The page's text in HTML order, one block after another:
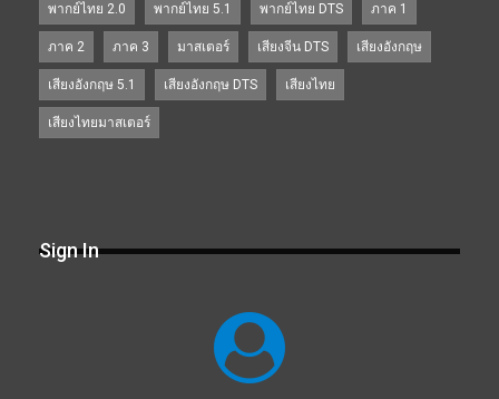
พากย์ไทย 2.0 พากย์ไทย 5.1 พากย์ไทย DTS ภาค 1
ภาค 2 ภาค 3 มาสเตอร์ เสียงจีน DTS เสียงอังกฤษ
เสียงอังกฤษ 5.1 เสียงอังกฤษ DTS เสียงไทย
เสียงไทยมาสเตอร์
Sign In